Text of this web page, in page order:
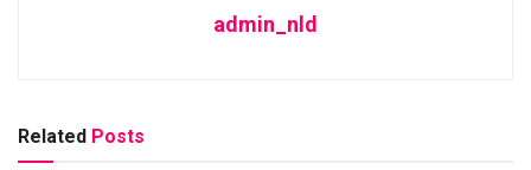
admin_nld
Related Posts